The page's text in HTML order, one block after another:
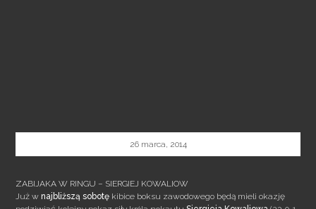
26 marca, 2014
ZABIJAKA W RINGU – SIERGIEJ KOWALIOW
Już wnajbliższą sobotę kibice boksu zawodowego będą mieli okazję